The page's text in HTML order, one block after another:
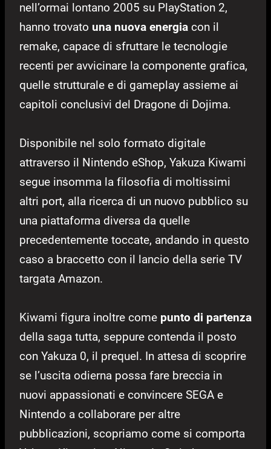
nell’ormai lontano 2005 su PlayStation 2,
hanno trovato una nuova energia con il
remake, capace di sfruttare le tecnologie
recenti per avvicinare la componente grafica,
quelle strutturale e di gameplay assieme ai
capitoli conclusivi del Dragone di Dojima.
Disponibile nel solo formato digitale
attraverso il Nintendo eShop, Yakuza Kiwami
segue insomma la filosofia di moltissimi
altri port, alla ricerca di un nuovo pubblico su
una piattaforma diversa da quelle
precedentemente toccate, andando in questo
caso a braccetto con il lancio della serie TV
targata Amazon.
Kiwami figura inoltre come punto di partenza
della saga tutta, seppure contenda il posto
con Yakuza 0, il prequel. In attesa di scoprire
se l’uscita odierna possa fare breccia in
nuovi appassionati e convincere SEGA e
Nintendo a collaborare per altre
pubblicazioni, scopriamo come si comporta